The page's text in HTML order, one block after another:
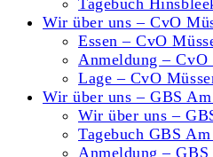
Tagebuch
Wir über uns – CvO
Essen – CvO
Anmeldung – CvO
Lage – CvO
Wir über uns – GBS
Wir über uns –
Tagebuch GBS
Anmeldung – GBS